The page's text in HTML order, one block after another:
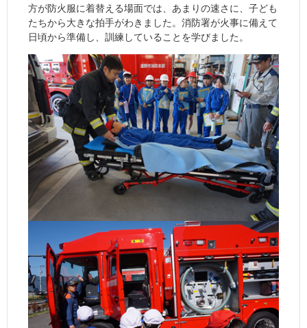
方が防火服に着替える場面では、あまりの速さに、子ども
たちから大きな拍手がわきました。消防署が火事に備えて
日頃から準備し、訓練していることを学びました。